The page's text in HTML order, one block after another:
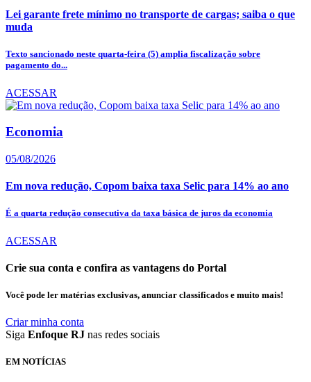
Lei garante frete mínimo no transporte de cargas; saiba o que
muda
Texto sancionado neste quarta-feira (5) amplia fiscalização sobre
pagamento do...
ACESSAR
Economia
05/08/2026
Em nova redução, Copom baixa taxa Selic para 14% ao ano
É a quarta redução consecutiva da taxa básica de juros da economia
ACESSAR
Crie sua conta e confira as vantagens do Portal
Você pode ler matérias exclusivas, anunciar classificados e muito mais!
Criar minha conta
Siga Enfoque RJ nas redes sociais
EM NOTÍCIAS